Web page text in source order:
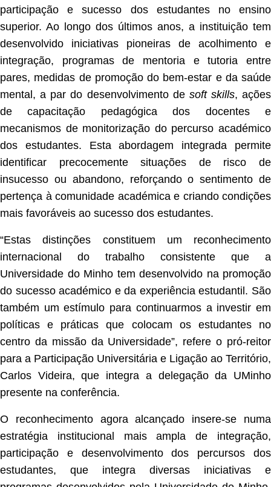
participação e sucesso dos estudantes no ensino
superior. Ao longo dos últimos anos, a instituição tem
desenvolvido iniciativas pioneiras de acolhimento e
integração, programas de mentoria e tutoria entre
pares, medidas de promoção do bem-estar e da saúde
mental, a par do desenvolvimento de soft skills, ações
de capacitação pedagógica dos docentes e
mecanismos de monitorização do percurso académico
dos estudantes. Esta abordagem integrada permite
identificar precocemente situações de risco de
insucesso ou abandono, reforçando o sentimento de
pertença à comunidade académica e criando condições
mais favoráveis ao sucesso dos estudantes.
“Estas distinções constituem um reconhecimento
internacional do trabalho consistente que a
Universidade do Minho tem desenvolvido na promoção
do sucesso académico e da experiência estudantil. São
também um estímulo para continuarmos a investir em
políticas e práticas que colocam os estudantes no
centro da missão da Universidade”, refere o pró-reitor
para a Participação Universitária e Ligação ao Território,
Carlos Videira, que integra a delegação da UMinho
presente na conferência.
O reconhecimento agora alcançado insere-se numa
estratégia institucional mais ampla de integração,
participação e desenvolvimento dos percursos dos
estudantes, que integra diversas iniciativas e